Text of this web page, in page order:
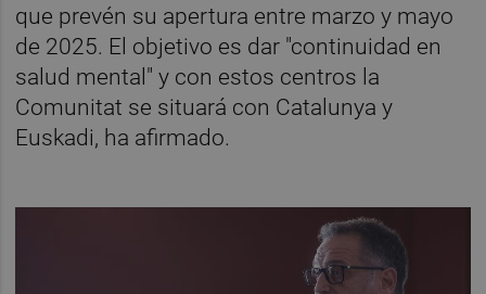
que prevén su apertura entre marzo y mayo
de 2025. El objetivo es dar "continuidad en
salud mental" y con estos centros la
Comunitat se situará con Catalunya y
Euskadi, ha afirmado.